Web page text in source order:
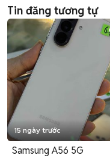
Tin đăng tương tự
15 ngày trước
Samsung A56 5G